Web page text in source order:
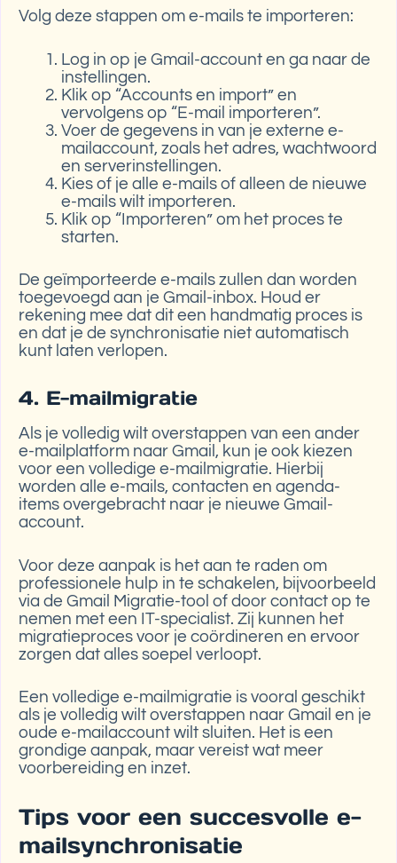
Volg deze stappen om e-mails te importeren:
Log in op je Gmail-account en ga naar de
instellingen.
Klik op “Accounts en import” en
vervolgens op “E-mail importeren”.
Voer de gegevens in van je externe e-
mailaccount, zoals het adres, wachtwoord
en serverinstellingen.
Kies of je alle e-mails of alleen de nieuwe
e-mails wilt importeren.
Klik op “Importeren” om het proces te
starten.
De geïmporteerde e-mails zullen dan worden
toegevoegd aan je Gmail-inbox. Houd er
rekening mee dat dit een handmatig proces is
en dat je de synchronisatie niet automatisch
kunt laten verlopen.
4. E-mailmigratie
Als je volledig wilt overstappen van een ander
e-mailplatform naar Gmail, kun je ook kiezen
voor een volledige e-mailmigratie. Hierbij
worden alle e-mails, contacten en agenda-
items overgebracht naar je nieuwe Gmail-
account.
Voor deze aanpak is het aan te raden om
professionele hulp in te schakelen, bijvoorbeeld
via de Gmail Migratie-tool of door contact op te
nemen met een IT-specialist. Zij kunnen het
migratieproces voor je coördineren en ervoor
zorgen dat alles soepel verloopt.
Een volledige e-mailmigratie is vooral geschikt
als je volledig wilt overstappen naar Gmail en je
oude e-mailaccount wilt sluiten. Het is een
grondige aanpak, maar vereist wat meer
voorbereiding en inzet.
Tips voor een succesvolle e-
mailsynchronisatie